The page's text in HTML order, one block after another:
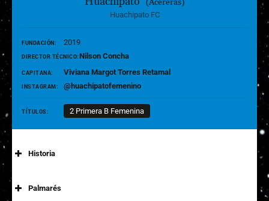
(Acereras)
Huachipato FC
FUNDACIÓN: 2019
DIRECTOR TÉCNICO: Nilson Concha
CAPITANA: Viviana Margot Torres Retamal
INSTAGRAM: @huachipatofemenino
TÍTULOS: 2 Primera B Femenina
Historia
Palmarés